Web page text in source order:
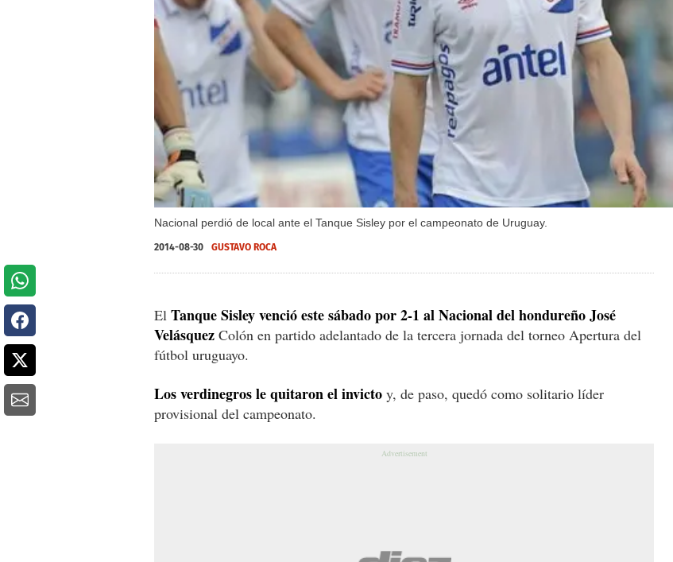
Nacional perdió de local ante el Tanque Sisley por el campeonato de Uruguay.
2014-08-30 GUSTAVO ROCA
El Tanque Sisley venció este sábado por 2-1 al Nacional del hondureño José
Velásquez Colón en partido adelantado de la tercera jornada del torneo Apertura del
fútbol uruguayo.
Los verdinegros le quitaron el invicto y, de paso, quedó como solitario líder
provisional del campeonato.